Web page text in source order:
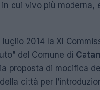
cui vivo più moderna,
luglio 2014 la XI
del Comune di
proposta di modifica
città per